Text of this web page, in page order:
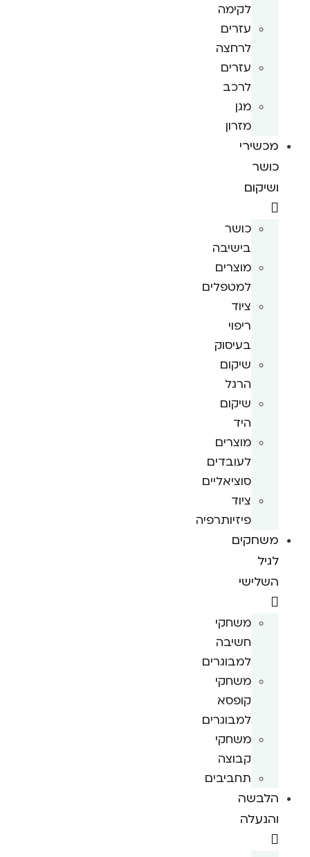
לקימה
עזרים
לרחצה
עזרים
לרכב
מגן
מזרון
מכשירי
כושר
ושיקום
כושר
בישיבה
מוצרים
למטפלים
ציוד
ריפוי
בעיסוק
שיקום
הרגל
שיקום
היד
מוצרים
לעובדים
סוציאליים
ציוד
פיזיותרפיה
משחקים
לגיל
השלישי
משחקי
חשיבה
למבוגרים
משחקי
קופסא
למבוגרים
משחקי
קבוצה
תחביבים
הלבשה
והנעלה